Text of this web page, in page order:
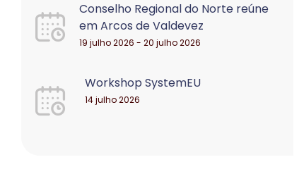
Conselho Regional do Norte reúne
em Arcos de Valdevez
19 julho 2026 - 20 julho 2026
Workshop SystemEU
14 julho 2026